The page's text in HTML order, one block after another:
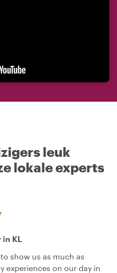
leuk
lokale experts
KL
show us as much as
experiences on our day in